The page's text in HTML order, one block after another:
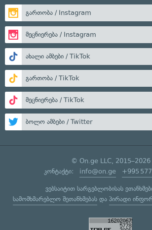
გართობა / Instagram
მეცნიერება / Instagram
ახალი ამბები / TikTok
გართობა / TikTok
მეცნიერება / TikTok
ბოლო ამბები / Twitter
© On.ge LLC, 2015–2026
კონტაქტი: info@on.ge +995 577
ვებსაიტით სარგებლობისას
სამომხმარებლო შეთანხმებასდა პირადი